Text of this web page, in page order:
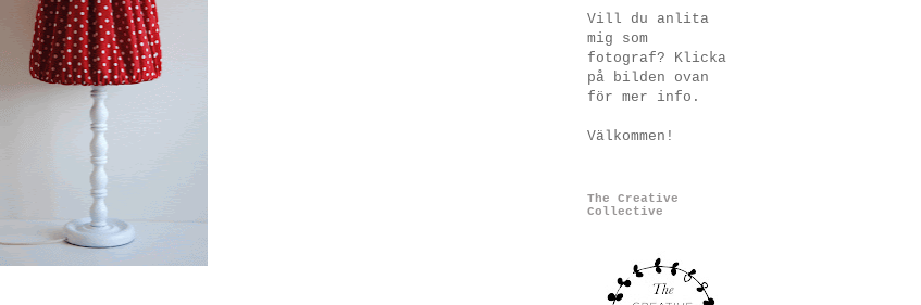
Vill du anlita
mig som
fotograf? Klicka
på bilden ovan
för mer info.
Välkommen!
The Creative
Collective